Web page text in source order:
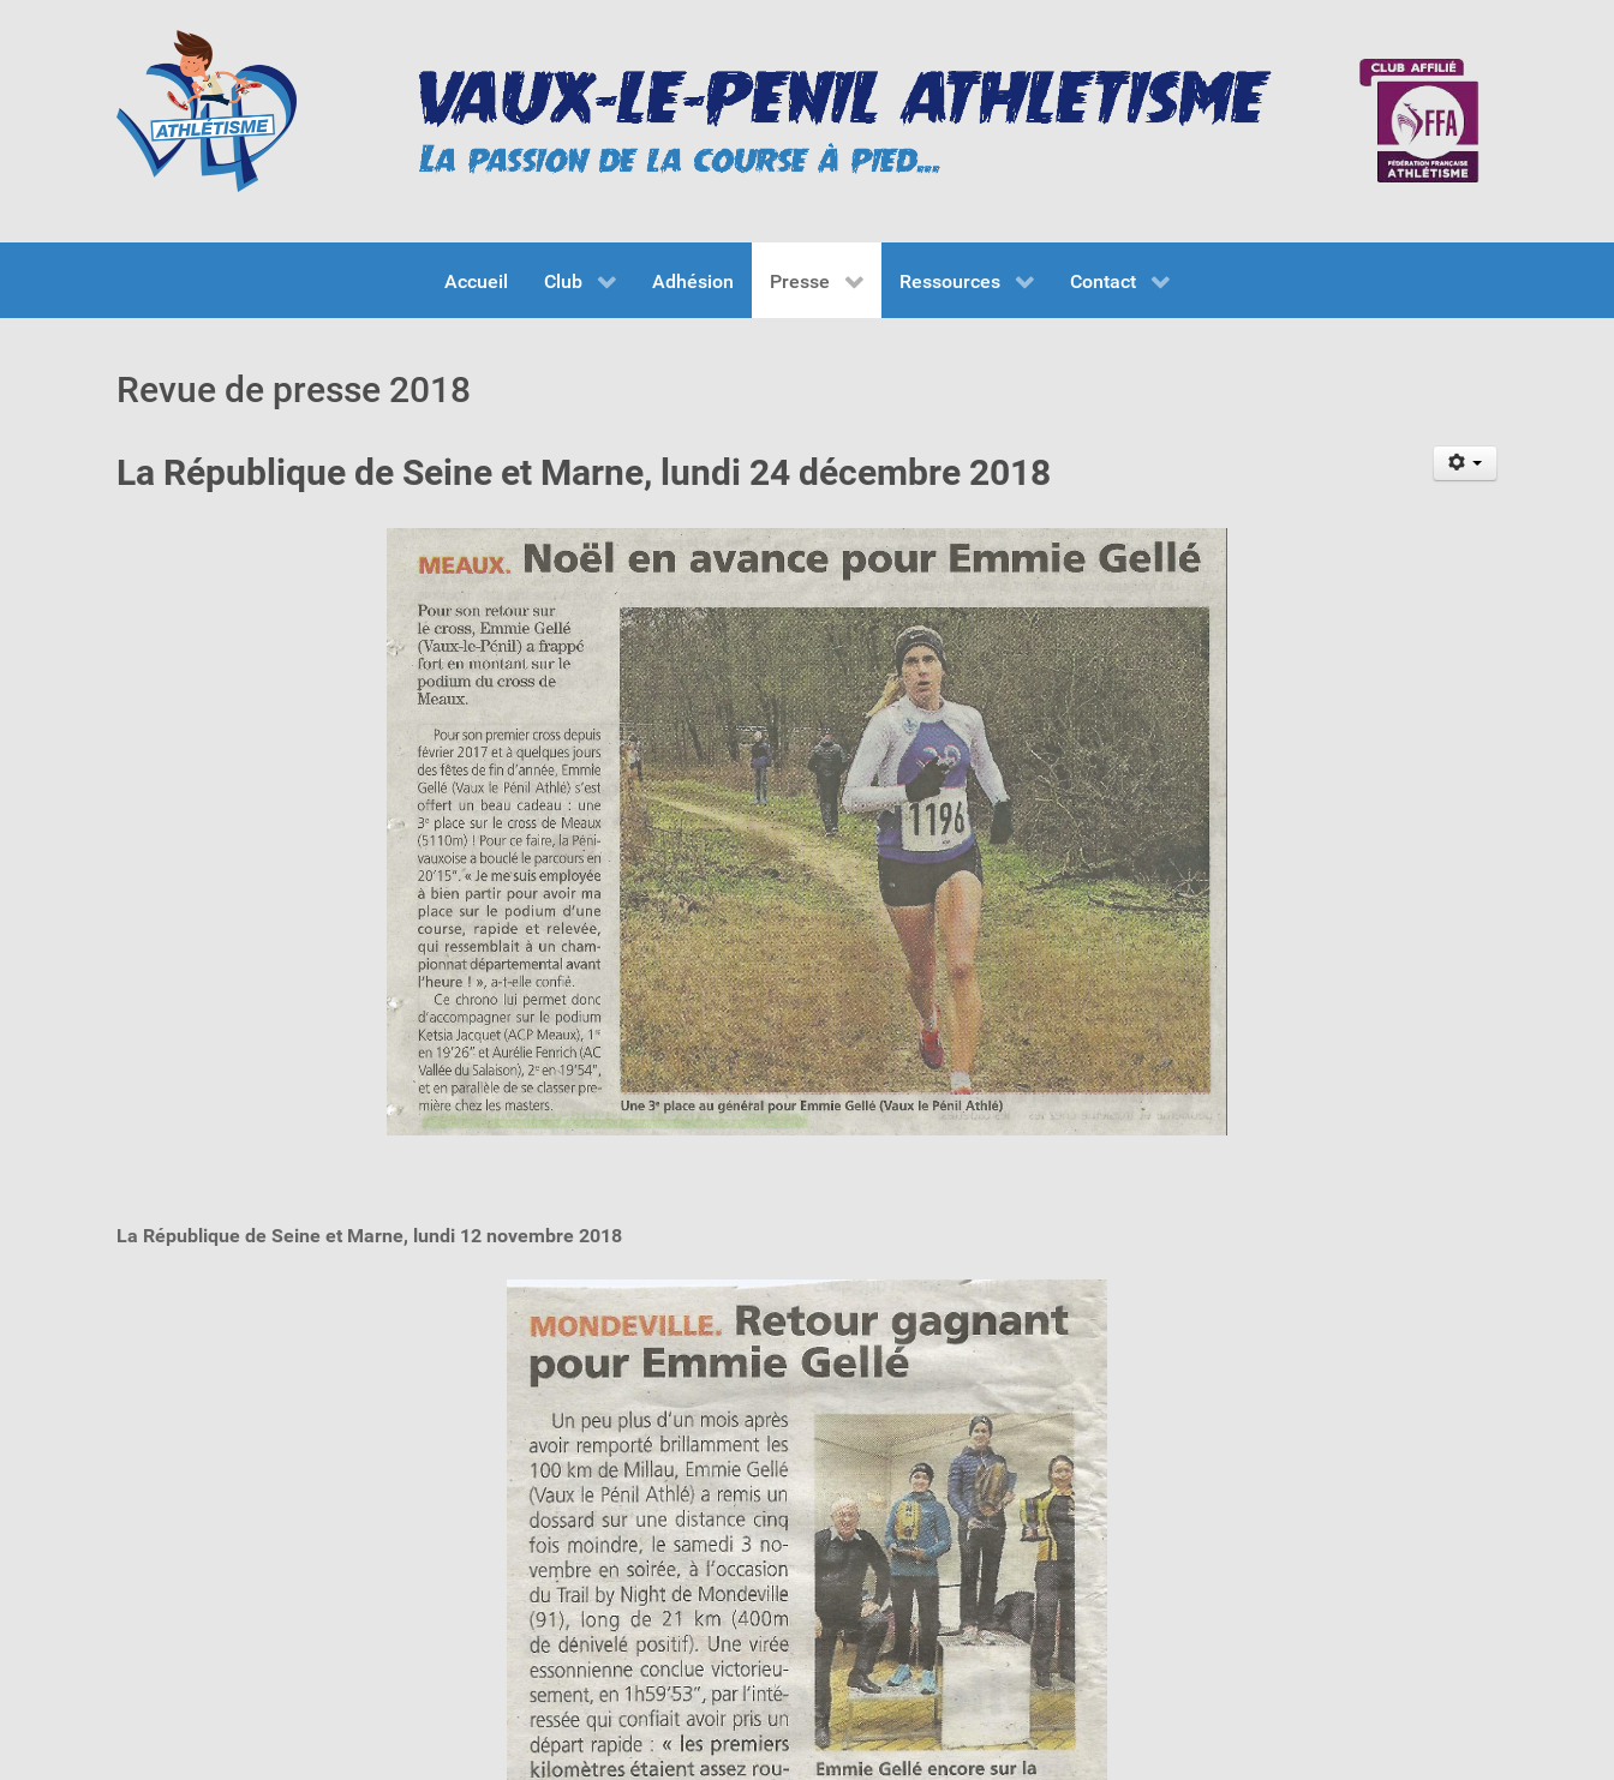
Accueil Club Adhésion Presse Ressources Contact
Revue de presse 2018
La République de Seine et Marne, lundi 24 décembre 2018
La République de Seine et Marne, lundi 12 novembre 2018